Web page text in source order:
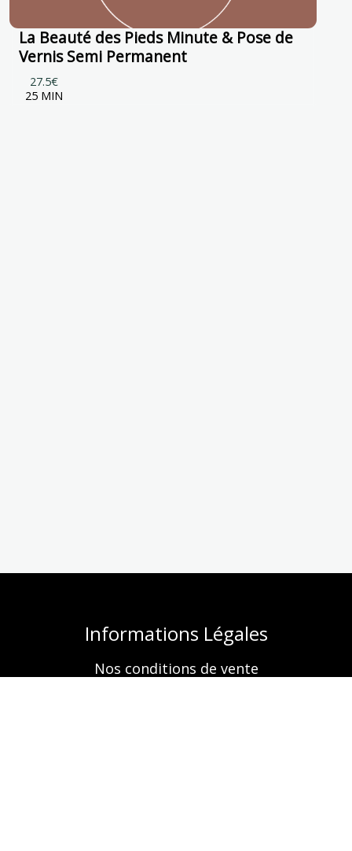
La Beauté des Pieds Minute & Pose de
Vernis Semi Permanent
27.5€
25 MIN
Informations Légales
Nos conditions de vente